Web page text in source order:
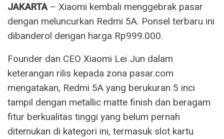
JAKARTA – Xiaomi kembali menggebrak pasar
dengan meluncurkan Redmi 5A. Ponsel terbaru ini
dibanderol dengan harga Rp999.000.
Founder dan CEO Xiaomi Lei Jun dalam
keterangan rilis kepada zona pasar.com
mengatakan, Redmi 5A yang berukuran 5 inci
tampil dengan metallic matte finish dan beragam
fitur berkualitas tinggi yang belum pernah
ditemukan di kategori ini, termasuk slot kartu